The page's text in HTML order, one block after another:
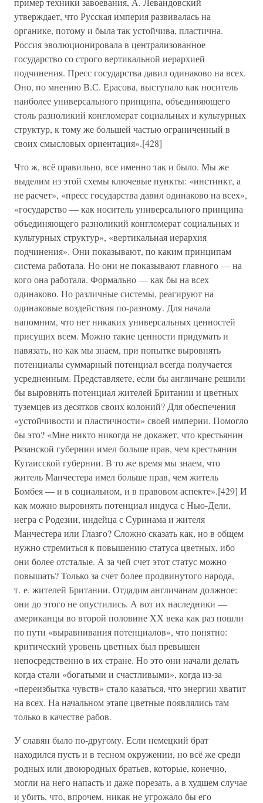
утверждает, что Русская империя развивалась на
органике, потому и была так устойчива, пластична.
Россия эволюционировала в централизованное
государство со строго вертикальной иерархией
подчинения. Пресс государства давил одинаково на всех.
Оно, по мнению В.С. Ерасова, выступало как носитель
наиболее универсального принципа, объединяющего
столь разноликий конгломерат социальных и культурных
структур, к тому же большей частью ограниченный в
своих смысловых ориентация».[428]
Что ж, всё правильно, все именно так и было. Мы же
выделим из этой схемы ключевые пункты: «инстинкт, а
не расчет», «пресс государства давил одинаково на всех»,
«государство — как носитель универсального принципа
объединяющего разноликий конгломерат социальных и
культурных структур», «вертикальная иерархия
подчинения». Они показывают, по каким принципам
система работала. Но они не показывают главного — на
кого она работала. Формально — как бы на всех
одинаково. Но различные системы, реагируют на
одинаковые воздействия по-разному. Для начала
напомним, что нет никаких универсальных ценностей
присущих всем. Можно такие ценности придумать и
навязать, но как мы знаем, при попытке выровнять
потенциалы суммарный потенциал всегда получается
усредненным. Представляете, если бы англичане решили
бы выровнять потенциал жителей Британии и цветных
туземцев из десятков своих колоний? Для обеспечения
«устойчивости и пластичности» своей империи. Помогло
бы это? «Мне никто никогда не докажет, что крестьянин
Рязанской губернии имел больше прав, чем крестьянин
Кутаисской губернии. В то же время мы знаем, что
житель Манчестера имел больше прав, чем житель
Бомбея — и в социальном, и в правовом аспекте».[429] И
как можно выровнять потенциал индуса с Нью-Дели,
негра с Родезии, индейца с Суринама и жителя
Манчестера или Глазго? Сложно сказать как, но в общем
нужно стремиться к повышению статуса цветных, ибо
они более отсталые. А за чей счет этот статус можно
повышать? Только за счет более продвинутого народа,
т. е. жителей Британии. Отдадим англичанам должное:
они до этого не опустились. А вот их наследники —
американцы во второй половине ХХ века как раз пошли
по пути «выравнивания потенциалов», что понятно:
критический уровень цветных был превышен
непосредственно в их стране. Но это они начали делать
когда стали «богатыми и счастливыми», когда из-за
«переизбытка чувств» стало казаться, что энергии хватит
на всех. На начальном этапе цветные появлялись там
только в качестве рабов.
У славян было по-другому. Если немецкий брат
находился пусть и в тесном окружении, но всё же среди
родных или двоюродных братьев, которые, конечно,
могли на него напасть и даже порезать, а в худшем случае
и убить, что, впрочем, никак не угрожало бы его